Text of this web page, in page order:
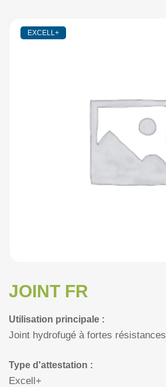
EXCELL+
JOINT FR
Utilisation principale :
Joint hydrofugé à fortes résistances
Type d'attestation :
Excell+